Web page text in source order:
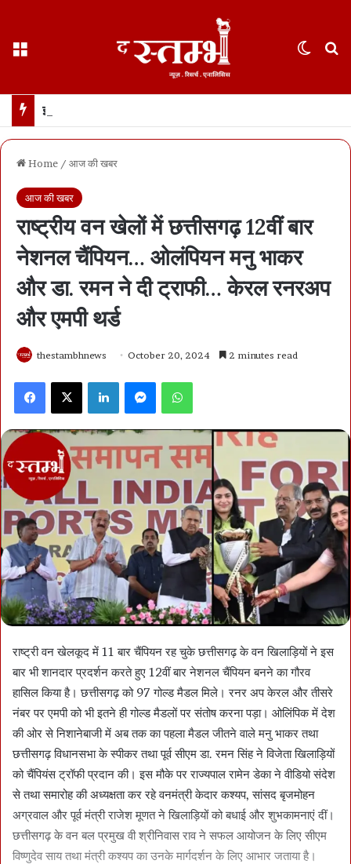
Home / आज की खबर
आज की खबर
राष्ट्रीय वन खेलों में छत्तीसगढ़ 12वीं बार
नेशनल चैंपियन… ओलंपियन मनु भाकर
और डा. रमन ने दी ट्राफी… केरल रनरअप
और एमपी थर्ड
thestambhnews October 20, 2024 2 minutes read
Facebook X LinkedIn
राष्ट्री वन खेलकूद में 11 बार चैंपियन रह चुके छत्तीसगढ़ के वन खिलाड़ियों ने इस
बार भी शानदार प्रदर्शन करते हुए 12वीं बार नेशनल चैंपियन बनने का गौरव
हासिल किया है। छत्तीसगढ़ को 97 गोल्ड मैडल मिले। रनर अप केरल और तीसरे
नंबर पर एमपी को भी इतने ही गोल्ड मैडलों पर संतोष करना पड़ा। ओलिंपिक में देश
की ओर से निशानेबाजी में अब तक का पहला मैडल जीतने वाले मनु भाकर तथा
छत्तीसगढ़ विधानसभा के स्पीकर तथा पूर्व सीएम डा. रमन सिंह ने विजेता खिलाड़ियों
को चैंपियंस ट्रॉफी प्रदान की। इस मौके पर राज्यपाल रामेन डेका ने वीडियो संदेश
से तथा समारोह की अध्यक्षता कर रहे वनमंत्री केदार कश्यप, सांसद बृजमोहन
अग्रवाल और पूर्व मंत्री राजेश मूणत ने खिलाड़ियों को बधाई और शुभकामनाएं दीं।
छत्तीसगढ़ के वन बल प्रमुख वी श्रीनिवास राव ने सफल आयोजन के लिए सीएम
विष्णुदेव साय तथा मंत्री कश्यप का उनके मार्गदर्शन के लिए आभार जताया है।